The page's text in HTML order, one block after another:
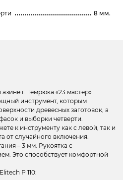
8 мм.
г. Темрюка «23 мастер»
инструмент, которым
древесных заготовок, а
и выборки четверти.
к инструменту как с левой, так и
от случайного включения.
– 3 мм. Рукоятка с
Это способствует комфортной
Р 110: